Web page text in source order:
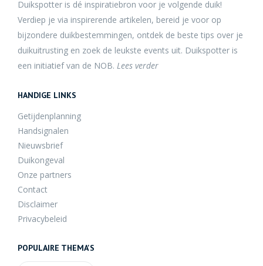
Duikspotter is dé inspiratiebron voor je volgende duik!
Verdiep je via inspirerende artikelen, bereid je voor op
bijzondere duikbestemmingen, ontdek de beste tips over je
duikuitrusting en zoek de leukste events uit. Duikspotter is
een initiatief van de NOB. Lees verder
HANDIGE LINKS
Getijdenplanning
Handsignalen
Nieuwsbrief
Duikongeval
Onze partners
Contact
Disclaimer
Privacybeleid
POPULAIRE THEMA'S